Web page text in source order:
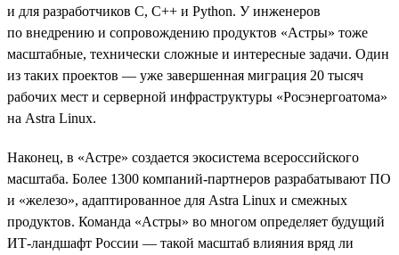
и для разработчиков C, C++ и Python. У инженеров
по внедрению и сопровождению продуктов «Астры» тоже
масштабные, технически сложные и интересные задачи. Один
из таких проектов — уже завершенная миграция 20 тысяч
рабочих мест и серверной инфраструктуры «Росэнергоатома»
на Astra Linux.
Наконец, в «Астре» создается экосистема всероссийского
масштаба. Более 1300 компаний-партнеров разрабатывают ПО
и «железо», адаптированное для Astra Linux и смежных
продуктов. Команда «Астры» во многом определяет будущий
ИТ-ландшафт России — такой масштаб влияния вряд ли